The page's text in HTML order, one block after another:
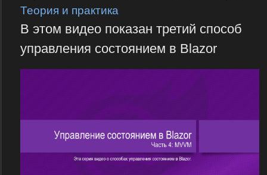
Теория и практика
В этом видео показан третий способ
управления состоянием в Blazor